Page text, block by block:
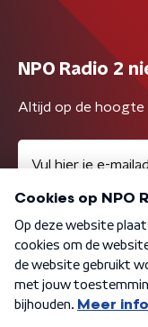
NPO Radio 2
Altijd op de hoogte
Algemene